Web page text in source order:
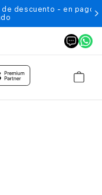
- en pago de